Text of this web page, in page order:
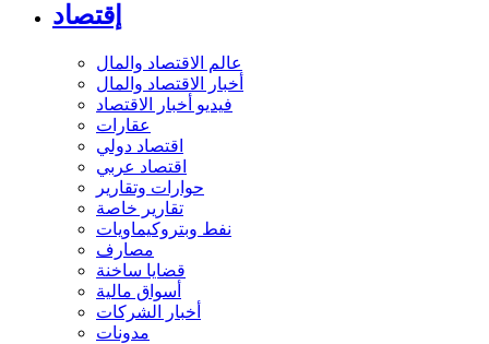
إقتصاد
عالم الاقتصاد والمال
أخبار الاقتصاد والمال
فيديو أخبار الاقتصاد
عقارات
اقتصاد دولي
اقتصاد عربي
حوارات وتقارير
تقارير خاصة
نفط وبتروكيماويات
مصارف
قضايا ساخنة
أسواق مالية
أخبار الشركات
مدونات